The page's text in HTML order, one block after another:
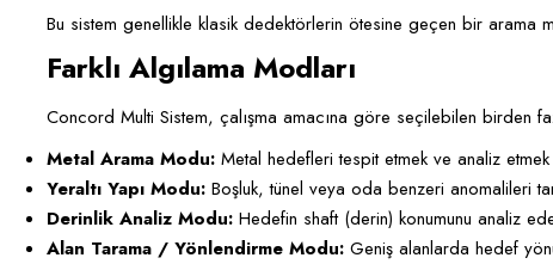
Bu sistem genellikle klasik dedektörlerin ötesine geçen bir arama
Farklı Algılama Modları
Concord Multi Sistem, çalışma amacına göre seçilebilen birden
Metal Arama Modu: Metal hedefleri tespit etmek ve analiz etmek
Yeraltı Yapı Modu: Boşluk, tünel veya oda benzeri anomalileri
Derinlik Analiz Modu: Hedefin shaft (derin) konumunu analiz
Alan Tarama / Yönlendirme Modu: Geniş alanlarda hedef